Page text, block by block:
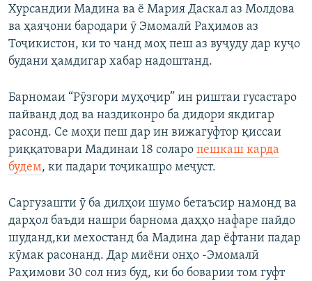
Хурсандии Мадина ва ё Мария Даскал аз Молдова
ва ҳаяҷони бародари ӯ Эмомалӣ Раҳимов аз
Тоҷикистон, ки то чанд моҳ пеш аз вуҷуду дар куҷо
будани ҳамдигар хабар надоштанд.
Барномаи “Рӯзгори муҳоҷир” ин риштаи гусастаро
пайванд дод ва наздиконро ба дидори якдигар
расонд. Се моҳи пеш дар ин вижагуфтор қиссаи
риққатовари Мадинаи 18 соларо пешкаш карда
будем, ки падари тоҷикашро меҷуст.
Саргузашти ӯ ба дилҳои шумо бетаъсир намонд ва
дарҳол баъди нашри барнома даҳҳо нафаре пайдо
шуданд,ки мехостанд ба Мадина дар ёфтани падар
кӯмак расонанд. Дар миёни онҳо -Эмомалӣ
Раҳимови 30 сол низ буд, ки бо боварии том гуфт